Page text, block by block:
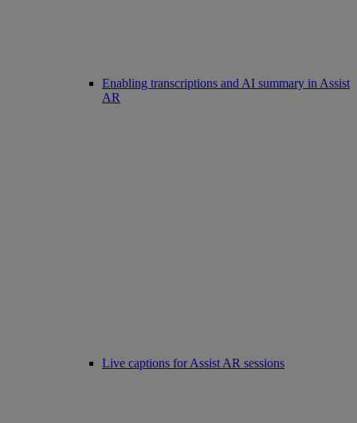
Enabling transcriptions and AI summary in Assist
AR
Live captions for Assist AR sessions